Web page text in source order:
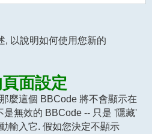
, 以說明如何使用您新的
面設定
麼這個 BBCode 將不會顯示在
是無效的 BBCode -- 只是 '隱藏'
輸入它. 假如您決定不顯示